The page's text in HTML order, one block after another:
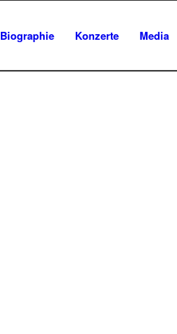
Biographie Konzerte Media